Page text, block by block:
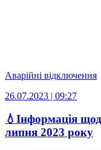
Аварійні відключення
26.07.2023 | 09:27
💧Інформація
липня 2023 року